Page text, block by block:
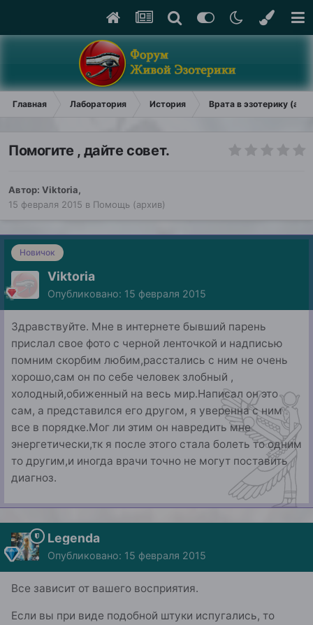
Главная Лаборатория История Врата в эзотерику
Помогите , дайте совет.
Автор: Viktoria,
15 февраля 2015 в Помощь (архив)
Новичок
Viktoria
Опубликовано: 15 февраля 2015
Здравствуйте. Мне в интернете бывший парень
прислал свое фото с черной ленточкой и надписью
помним скорбим любим,расстались с ним не очень
хорошо,сам он по себе человек злобный ,
холодный,обиженный на весь мир.Написал он это
сам, а представился его другом, я уверенна с ним
все в порядке.Мог ли этим он навредить мне
энергетически,тк я после этого стала болеть то одним
то другим,и иногда врачи точно не могут поставить
диагноз.
Legenda
Опубликовано: 15 февраля 2015
Все зависит от вашего восприятия.
Если вы при виде подобной штуки испугались, то